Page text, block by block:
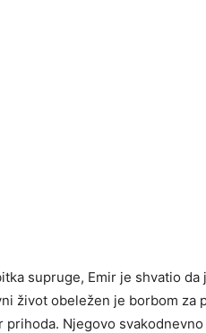
supruge, Emir je shvatio
život obeležen je borbom za
prihoda. Njegovo